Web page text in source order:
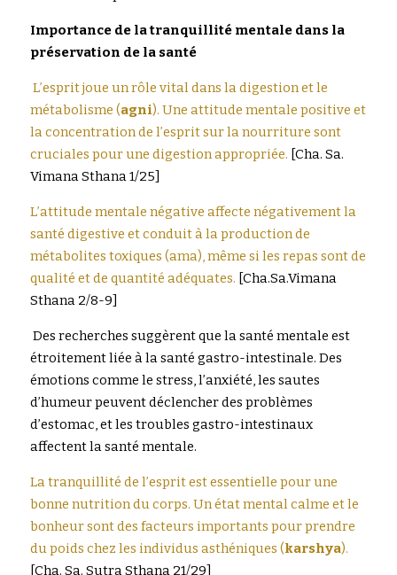
Importance de la tranquillité mentale dans la
préservation de la santé
L’esprit joue un rôle vital dans la digestion et le
métabolisme (agni). Une attitude mentale positive et
la concentration de l’esprit sur la nourriture sont
cruciales pour une digestion appropriée. [Cha. Sa.
Vimana Sthana 1/25]
L’attitude mentale négative affecte négativement la
santé digestive et conduit à la production de
métabolites toxiques (ama), même si les repas sont de
qualité et de quantité adéquates. [Cha.Sa.Vimana
Sthana 2/8-9]
étroitement liée à la santé gastro-intestinale. Des
émotions comme le stress, l’anxiété, les sautes
d’humeur peuvent déclencher des problèmes
d’estomac, et les troubles gastro-intestinaux
affectent la santé mentale.
La tranquillité de l’esprit est essentielle pour une
bonne nutrition du corps. Un état mental calme et le
bonheur sont des facteurs importants pour prendre
du poids chez les individus asthéniques (karshya).
[Cha. Sa. Sutra Sthana 21/29]